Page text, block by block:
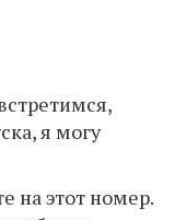
я могу
на этот номер.